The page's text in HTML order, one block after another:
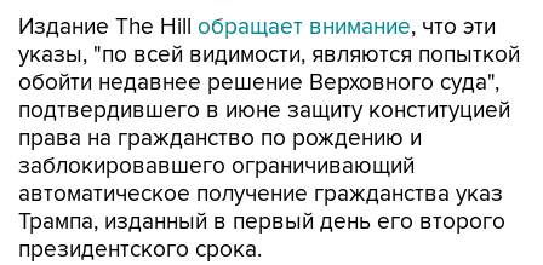
Издание The Hill обращает внимание, что эти
указы, "по всей видимости, являются попыткой
обойти недавнее решение Верховного суда",
подтвердившего в июне защиту конституцией
права на гражданство по рождению и
заблокировавшего ограничивающий
автоматическое получение гражданства указ
Трампа, изданный в первый день его второго
президентского срока.